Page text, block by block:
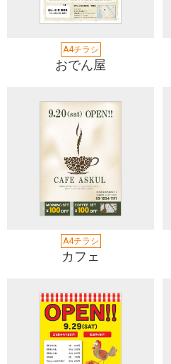
A4チラシ
おでん屋
A4チラシ
カフェ